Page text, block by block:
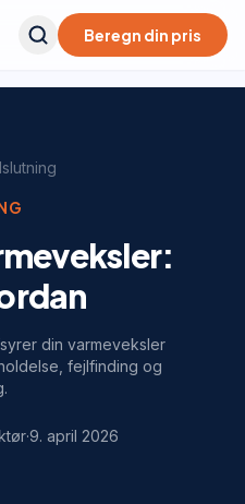
Beregn din pris
din varmeveksler
fejlfinding og
·9. april 2026